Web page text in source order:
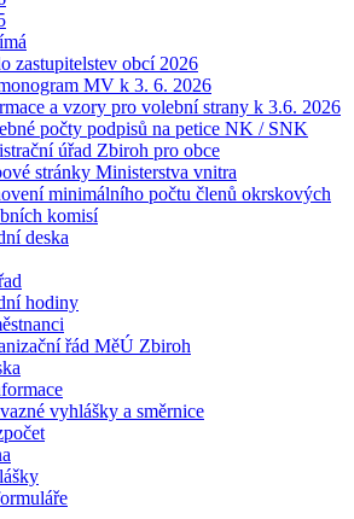
zastupitelstev obcí 2026
MV k 3. 6. 2026
a vzory pro volební strany k 3.6. 2026
počty podpisů na petice NK / SNK
úřad Zbiroh pro obce
stránky Ministerstva vnitra
minimálního počtu členů okrskových
komisí
deska
hodiny
řád MěÚ Zbiroh
vyhlášky a směrnice